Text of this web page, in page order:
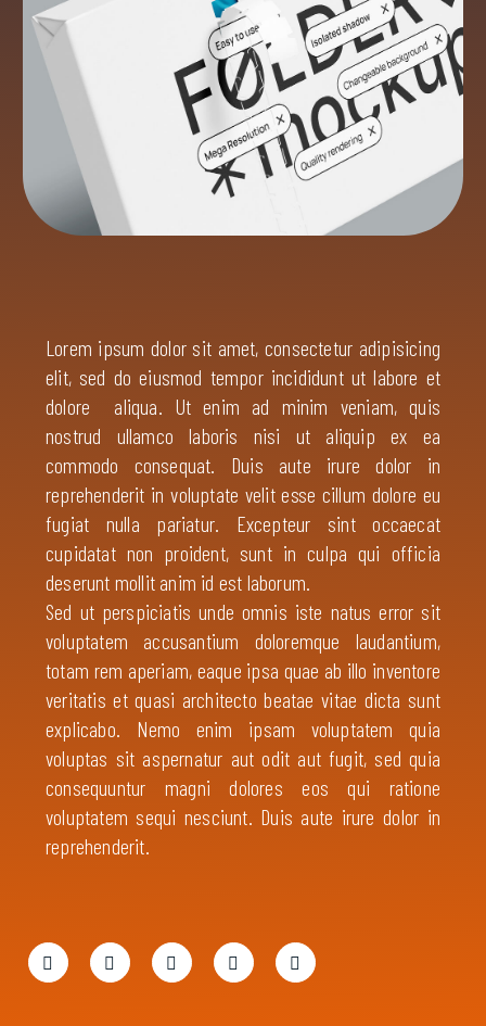
Lorem ipsum dolor sit amet, consectetur adipisicing
elit, sed do eiusmod tempor incididunt ut labore et
dolore aliqua. Ut enim ad minim veniam, quis
nostrud ullamco laboris nisi ut aliquip ex ea
commodo consequat. Duis aute irure dolor in
reprehenderit in voluptate velit esse cillum dolore eu
fugiat nulla pariatur. Excepteur sint occaecat
cupidatat non proident, sunt in culpa qui officia
deserunt mollit anim id est laborum.
Sed ut perspiciatis unde omnis iste natus error sit
voluptatem accusantium doloremque laudantium,
totam rem aperiam, eaque ipsa quae ab illo inventore
veritatis et quasi architecto beatae vitae dicta sunt
explicabo. Nemo enim ipsam voluptatem quia
voluptas sit aspernatur aut odit aut fugit, sed quia
consequuntur magni dolores eos qui ratione
voluptatem sequi nesciunt. Duis aute irure dolor in
reprehenderit.